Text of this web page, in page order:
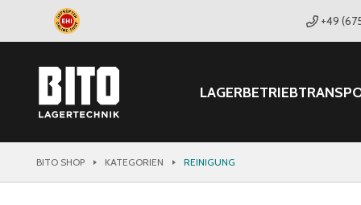
+49
LAGERBETRIEB
BITO SHOP KATEGORIEN REINIGUNG